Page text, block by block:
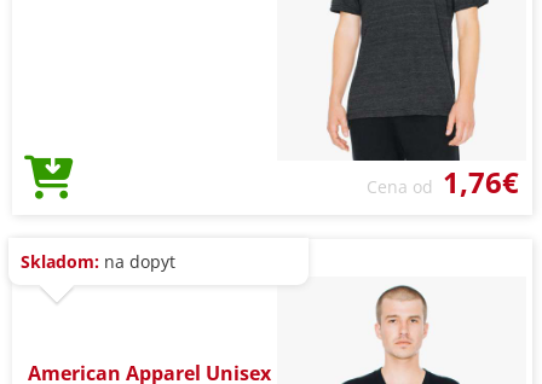
Cena od 1,76€
Skladom: na dopyt
American Apparel Unisex